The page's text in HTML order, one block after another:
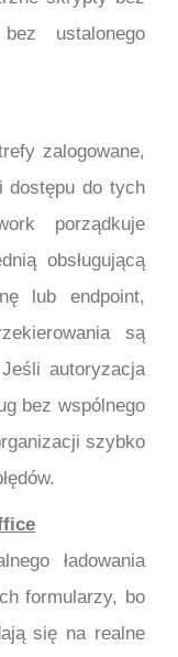
ustalonego
zalogowane,
dostępu do tych
porządkuje
obsługującą
lub endpoint,
są
autoryzacja
bez wspólnego
szybko
ładowania
formularzy, bo
się na realne